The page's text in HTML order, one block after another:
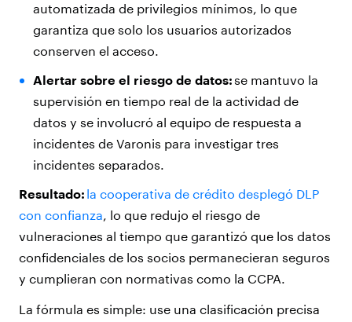
automatizada de privilegios mínimos, lo que
garantiza que solo los usuarios autorizados
conserven el acceso.
Alertar sobre el riesgo de datos:se mantuvo la
supervisión en tiempo real de la actividad de
datos y se involucró al equipo de respuesta a
incidentes de Varonis para investigar tres
incidentes separados.
Resultado: la cooperativa de crédito desplegó DLP
con confianza, lo que redujo el riesgo de
vulneraciones al tiempo que garantizó que los datos
confidenciales de los socios permanecieran seguros
y cumplieran con normativas como la CCPA.
La fórmula es simple: use una clasificación precisa